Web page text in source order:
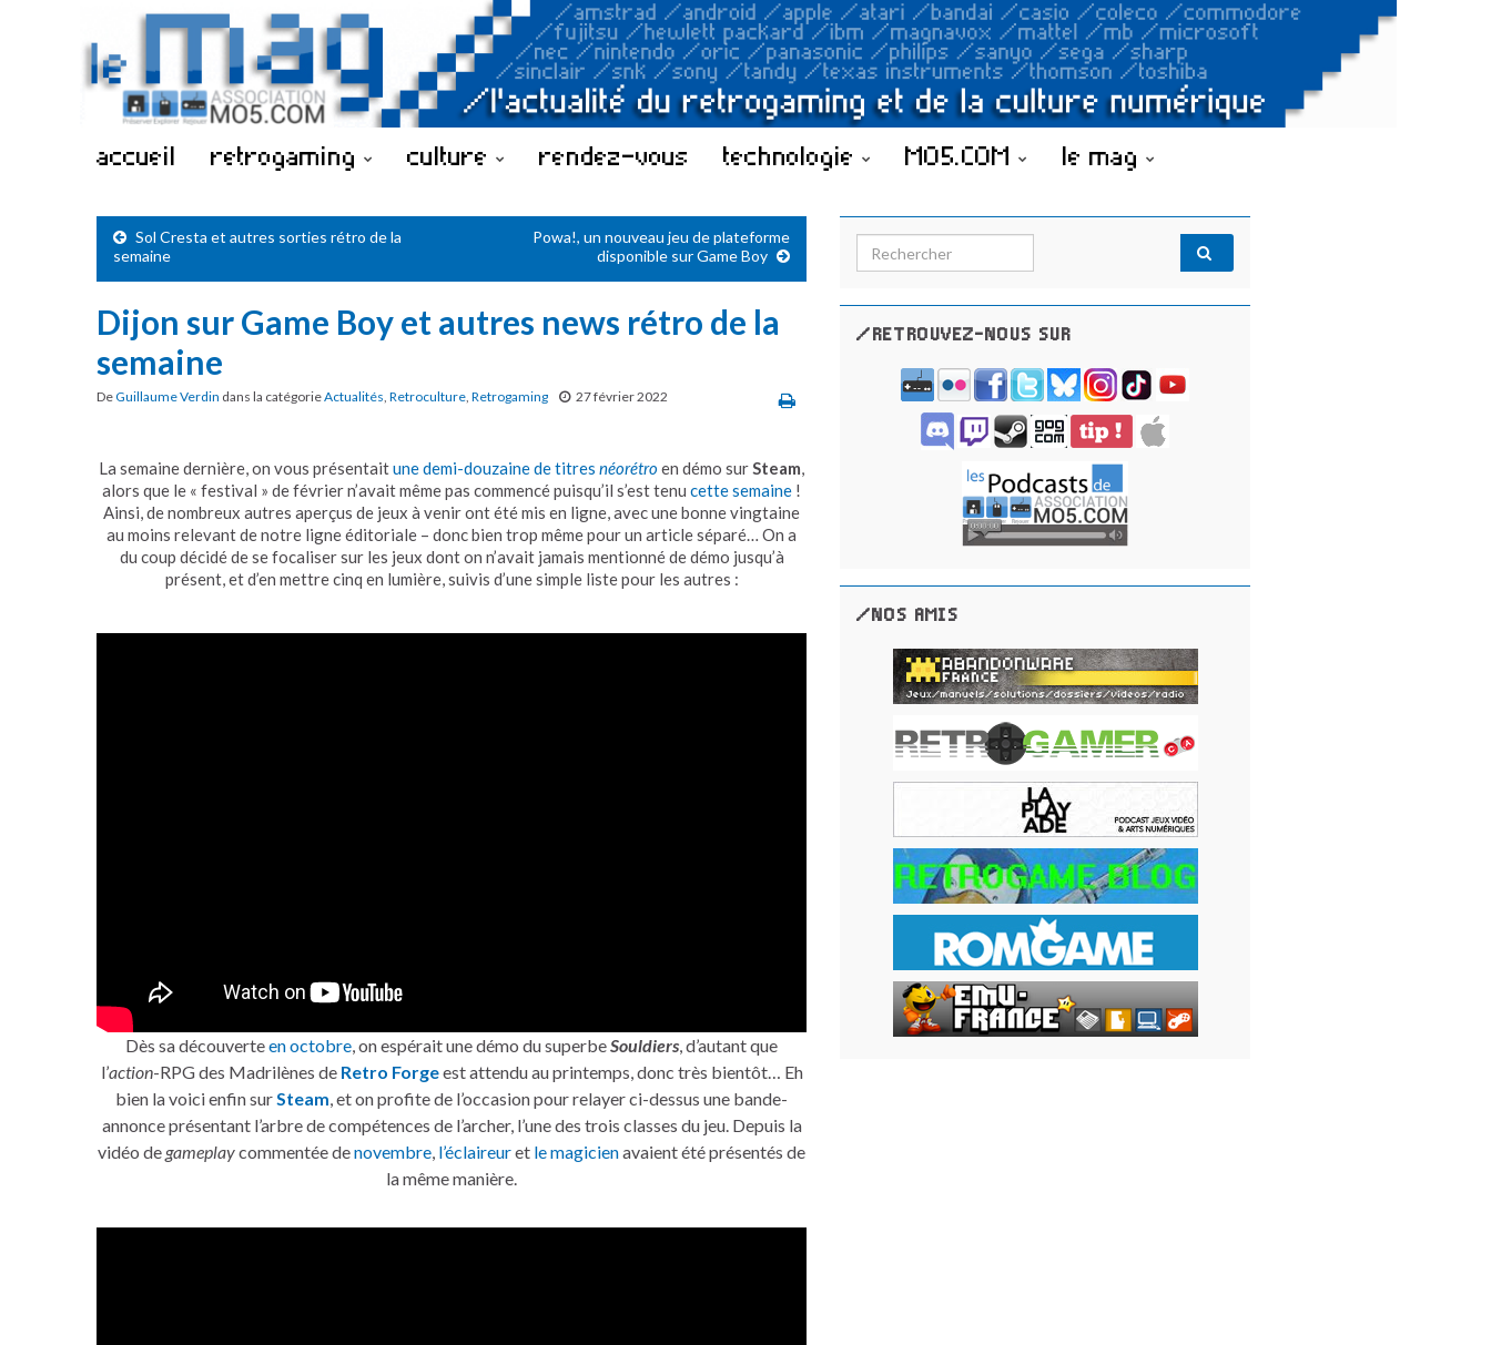
accueil retrogaming culture rendez-vous technologie MO5.COM le mag
Sol Cresta et autres sorties rétro de la
semaine
Powa!, un nouveau jeu de plateforme
disponible sur Game Boy
Dijon sur Game Boy et autres news rétro de la
semaine
DeGuillaume Verdin dans la catégorieActualités, Retroculture, Retrogaming 27 février 2022
La semaine dernière, on vous présentaitune demi-douzaine de titres néorétroen démo surSteam,
alors que le « festival » de février n’avait même pas commencé puisqu’il s’est tenu cette semaine !
Ainsi, de nombreux autres aperçus de jeux à venir ont été mis en ligne, avec une bonne vingtaine
au moins relevant de notre ligne éditoriale – donc bien trop même pour un article séparé… On a
du coup décidé de se focaliser sur les jeux dont on n’avait jamais mentionné de démo jusqu’à
présent, et d’en mettre cinq en lumière, suivis d’une simple liste pour les autres :
Dès sa découverteen octobre , on espérait une démo du superbeSouldiers , d’autant que
l’action-RPG des Madrilènes de Retro Forgeest attendu au printemps, donc très bientôt… Eh
bien la voici enfin sur Steam , et on profite de l’occasion pour relayer ci-dessus une bande-
annonce présentant l’arbre de compétences de l’archer, l’une des trois classes du jeu. Depuis la
vidéo de gameplaycommentée denovembre l’éclaireuret le magicienavaient été présentés de
la même manière.
Search for:
/RETROUVEZ-NOUS SUR
/NOS AMIS